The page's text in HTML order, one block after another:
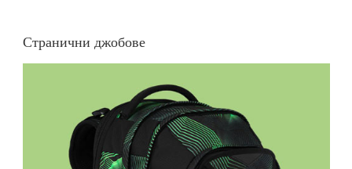
Странични джобове